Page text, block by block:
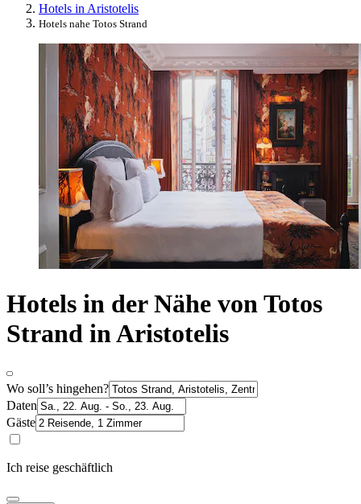
Hotels in Aristotelis
Hotels nahe Totos Strand
Hotels in der Nähe von Totos
Strand in Aristotelis
Wo soll’s hingehen?
Daten
Gäste
Ich reise geschäftlich